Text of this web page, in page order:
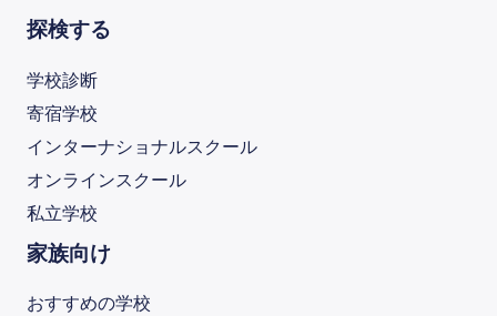
探検する
学校診断
寄宿学校
インターナショナルスクール
オンラインスクール
私立学校
家族向け
おすすめの学校